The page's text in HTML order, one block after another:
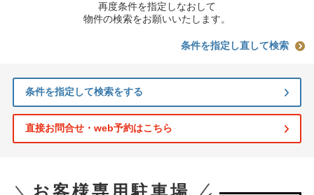
再度条件を指定しなおして
物件の検索をお願いいたします。
条件を指定し直して検索
条件を指定して検索をする
直接お問合せ・web予約はこちら